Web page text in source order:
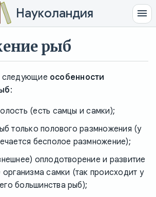
Науколандия
рыб
следующие особенности
:
(есть самцы и самки);
только полового размножения (у
бесполое размножение);
оплодотворение и развитие
организма самки (так происходит у
большинства рыб);